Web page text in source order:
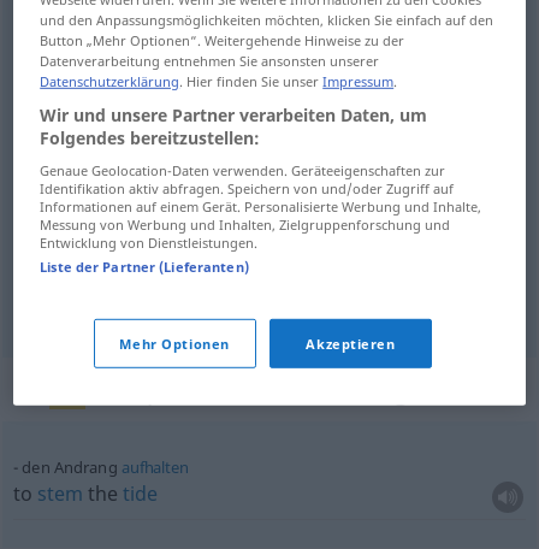
throng AndrangGedränge
rush AndrangAnsturm
run (auf AKKon) Andrang WIRTSCH
den Andrang aufhalten
to stem thetide
und den Anpassungsmöglichkeiten möchten, klicken Sie einfach auf den
Button „Mehr Optionen“. Weitergehende Hinweise zu der
Datenverarbeitung entnehmen Sie ansonsten unserer
Datenschutzerklärung. Hier finden Sie unserImpressum.
Wir und unsere Partner verarbeiten Daten, um
Folgendes bereitzustellen:
Genaue Geolocation-Daten verwenden. Geräteeigenschaften zur
Identifikation aktiv abfragen. Speichern von und/oder Zugriff auf
Informationen auf einem Gerät. Personalisierte Werbung und Inhalte,
Messung von Werbung und Inhalten, Zielgruppenforschung und
Entwicklung von Dienstleistungen.
Liste der Partner (Lieferanten)
Mehr Optionen Akzeptieren